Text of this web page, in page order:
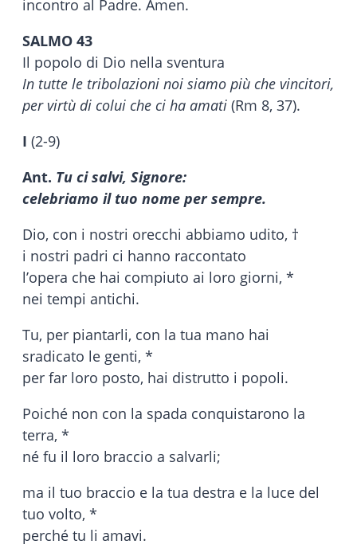
incontro al Padre. Amen.
SALMO 43
Il popolo di Dio nella sventura
In tutte le tribolazioni noi siamo più che vincitori,
per virtù di colui che ci ha amati (Rm 8, 37).
I (2-9)
Ant. Tu ci salvi, Signore:
celebriamo il tuo nome per sempre.
Dio, con i nostri orecchi abbiamo udito, †
i nostri padri ci hanno raccontato
l’opera che hai compiuto ai loro giorni, *
nei tempi antichi.
Tu, per piantarli, con la tua mano hai
sradicato le genti, *
per far loro posto, hai distrutto i popoli.
Poiché non con la spada conquistarono la
terra, *
né fu il loro braccio a salvarli;
ma il tuo braccio e la tua destra e la luce del
tuo volto, *
perché tu li amavi.